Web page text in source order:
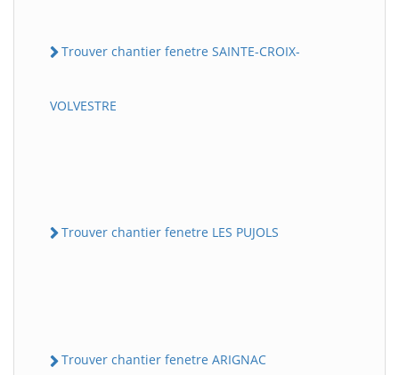
Trouver chantier fenetre SAINTE-CROIX-
VOLVESTRE
Trouver chantier fenetre LES PUJOLS
Trouver chantier fenetre ARIGNAC